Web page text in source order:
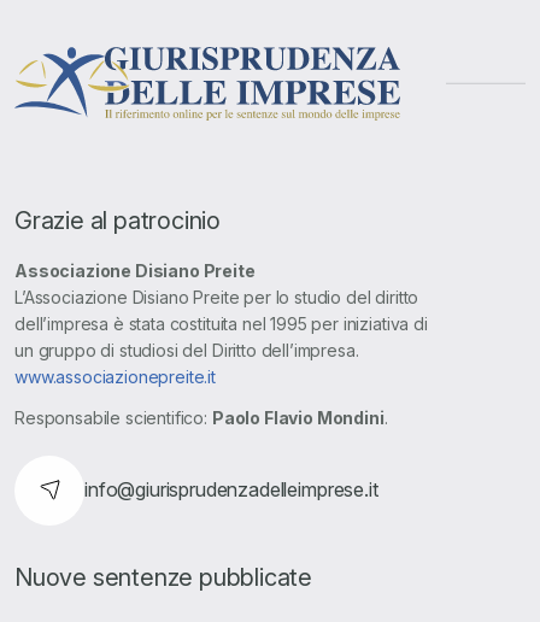
Grazie al patrocinio
Associazione Disiano Preite
L’Associazione Disiano Preite per lo studio del diritto
dell’impresa è stata costituita nel 1995 per iniziativa di
un gruppo di studiosi del Diritto dell’impresa.
www.associazionepreite.it
Responsabile scientifico: Paolo Flavio Mondini.
info@giurisprudenzadelleimprese.it
Nuove sentenze pubblicate